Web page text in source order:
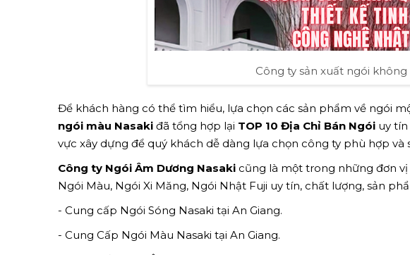
Công ty sản xuất ngói
Để khách hàng có thể tìm hiểu, lựa chọn các sản phẩm về ngói
ngói màu Nasaki đã tổng hợp lại TOP 10 Địa Chỉ Bán Ngói uy
vực xây dựng để quý khách dễ dàng lựa chọn công ty phù hợp và
Công ty Ngói Âm Dương Nasaki cũng là một trong những đơn
Ngói Màu, Ngói Xi Măng, Ngói Nhật Fuji uy tín, chất lượng, sản
- Cung cấp Ngói Sóng Nasaki tại An Giang.
- Cung Cấp Ngói Màu Nasaki tại An Giang.